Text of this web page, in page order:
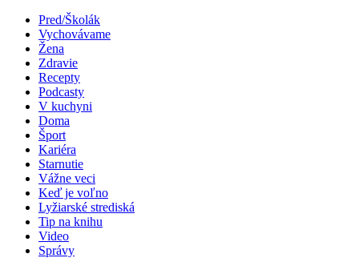
Pred/Školák
Vychovávame
Žena
Zdravie
Recepty
Podcasty
V kuchyni
Doma
Šport
Kariéra
Starnutie
Vážne veci
Keď je voľno
Lyžiarské strediská
Tip na knihu
Video
Správy